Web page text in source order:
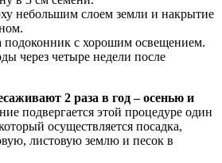
небольшим слоем земли и накрытие
подоконник с хорошим освещением.
через четыре недели после
2 раза в год – осенью и
подвергается этой процедуре один
осуществляется посадка,
листовую землю и песок в